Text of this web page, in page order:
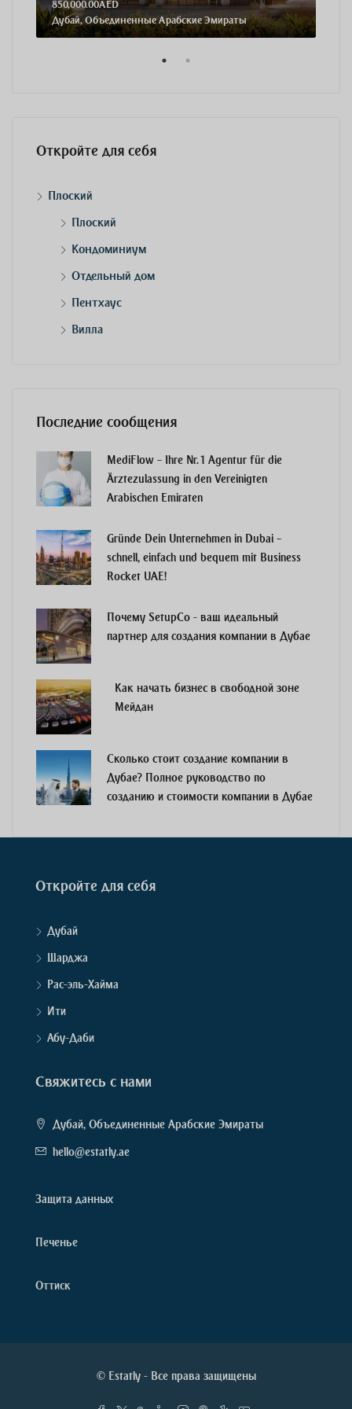
850,000.00AED
Дубай, Объединенные Арабские Эмираты
Откройте для себя
Плоский
Плоский
Кондоминиум
Отдельный дом
Пентхаус
Вилла
Последние сообщения
MediFlow – Ihre Nr. 1 Agentur für die
Ärztezulassung in den Vereinigten
Arabischen Emiraten
Gründe Dein Unternehmen in Dubai –
schnell, einfach und bequem mit Business
Rocket UAE!
Почему SetupCo - ваш идеальный
партнер для создания компании в Дубае
Как начать бизнес в свободной зоне
Мейдан
Сколько стоит создание компании в
Дубае? Полное руководство по
созданию и стоимости компании в Дубае
Откройте для себя
Дубай
Шарджа
Рас-эль-Хайма
Ити
Абу-Даби
Свяжитесь с нами
Дубай, Объединенные Арабские Эмираты
hello@estatly.ae
Защита данных
Печенье
Оттиск
© Estatly - Все права защищены